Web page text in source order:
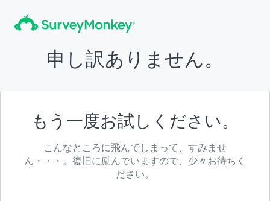
申し訳ありません。
もう一度お試しください。
こんなところに飛んでしまって、すみませ
ん・・・。復旧に励んでいますので、少々お待ちく
ださい。